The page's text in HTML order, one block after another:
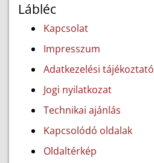
Lábléc
Kapcsolat
Impresszum
Adatkezelési tájékoztató
Jogi nyilatkozat
Technikai ajánlás
Kapcsolódó oldalak
Oldaltérkép